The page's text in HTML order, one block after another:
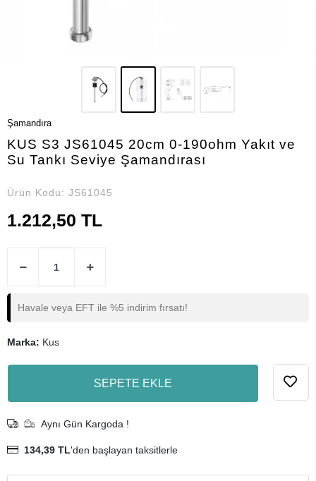
Şamandıra
KUS S3 JS61045 20cm 0-190ohm Yakıt ve
Su Tankı Seviye Şamandırası
Ürün Kodu: JS61045
1.212,50 TL
Havale veya EFT ile %5 indirim fırsatı!
Marka: Kus
SEPETE EKLE
Aynı Gün Kargoda !
134,39 TL'den başlayan taksitlerle